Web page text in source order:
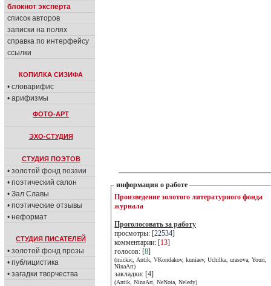
блокнот эксперта
список авторов
записки на полях
справка по интерфейсу
ссылки
КОПИЛКА СИЗИФА
• словарифис
• арифизмы
ФОТО-АРТ
ЭХО-СТУДИЯ
СТУДИЯ ПОЭТОВ
• золотой фонд поэзии
• поэтический салон
• Зал Славы
• поэтические отзывы
• неформат
СТУДИЯ ПИСАТЕЛЕЙ
• золотой фонд прозы
• публицистика
• загадки творчества
информация о работе
Произведение золотого литературного фонда
журнала
Проголосовать за работу
просмотры: [22534]
комментарии: [13]
голосов: [8]
(mickic, Antik, VKondakov, kuniaev, Uchilka, urasova, Youri,
NinaArt)
закладки: [4]
(Antik, NinaArt, NeNota, Neledy)